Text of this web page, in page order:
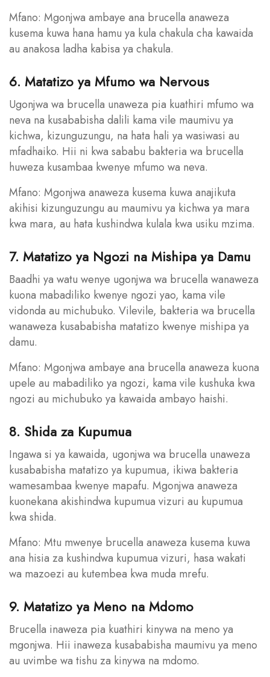
Mfano: Mgonjwa ambaye ana brucella anaweza
kusema kuwa hana hamu ya kula chakula cha kawaida
au anakosa ladha kabisa ya chakula.
6. Matatizo ya Mfumo wa Nervous
Ugonjwa wa brucella unaweza pia kuathiri mfumo wa
neva na kusababisha dalili kama vile maumivu ya
kichwa, kizunguzungu, na hata hali ya wasiwasi au
mfadhaiko. Hii ni kwa sababu bakteria wa brucella
huweza kusambaa kwenye mfumo wa neva.
Mfano: Mgonjwa anaweza kusema kuwa anajikuta
akihisi kizunguzungu au maumivu ya kichwa ya mara
kwa mara, au hata kushindwa kulala kwa usiku mzima.
7. Matatizo ya Ngozi na Mishipa ya Damu
Baadhi ya watu wenye ugonjwa wa brucella wanaweza
kuona mabadiliko kwenye ngozi yao, kama vile
vidonda au michubuko. Vilevile, bakteria wa brucella
wanaweza kusababisha matatizo kwenye mishipa ya
damu.
Mfano: Mgonjwa ambaye ana brucella anaweza kuona
upele au mabadiliko ya ngozi, kama vile kushuka kwa
ngozi au michubuko ya kawaida ambayo haishi.
8. Shida za Kupumua
Ingawa si ya kawaida, ugonjwa wa brucella unaweza
kusababisha matatizo ya kupumua, ikiwa bakteria
wamesambaa kwenye mapafu. Mgonjwa anaweza
kuonekana akishindwa kupumua vizuri au kupumua
kwa shida.
Mfano: Mtu mwenye brucella anaweza kusema kuwa
ana hisia za kushindwa kupumua vizuri, hasa wakati
wa mazoezi au kutembea kwa muda mrefu.
9. Matatizo ya Meno na Mdomo
Brucella inaweza pia kuathiri kinywa na meno ya
mgonjwa. Hii inaweza kusababisha maumivu ya meno
au uvimbe wa tishu za kinywa na mdomo.